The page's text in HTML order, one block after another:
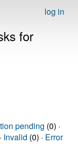
log in
for
pending (0) ·
Invalid (0) · Error